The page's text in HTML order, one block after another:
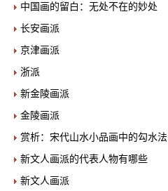
中国画的留白：无处不在的妙处
长安画派
京津画派
浙派
新金陵画派
金陵画派
赏析：宋代山水小品画中的勾水法
新文人画派的代表人物有哪些
新文人画派